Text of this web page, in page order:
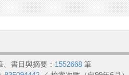
、書目與摘要： 1552668 筆